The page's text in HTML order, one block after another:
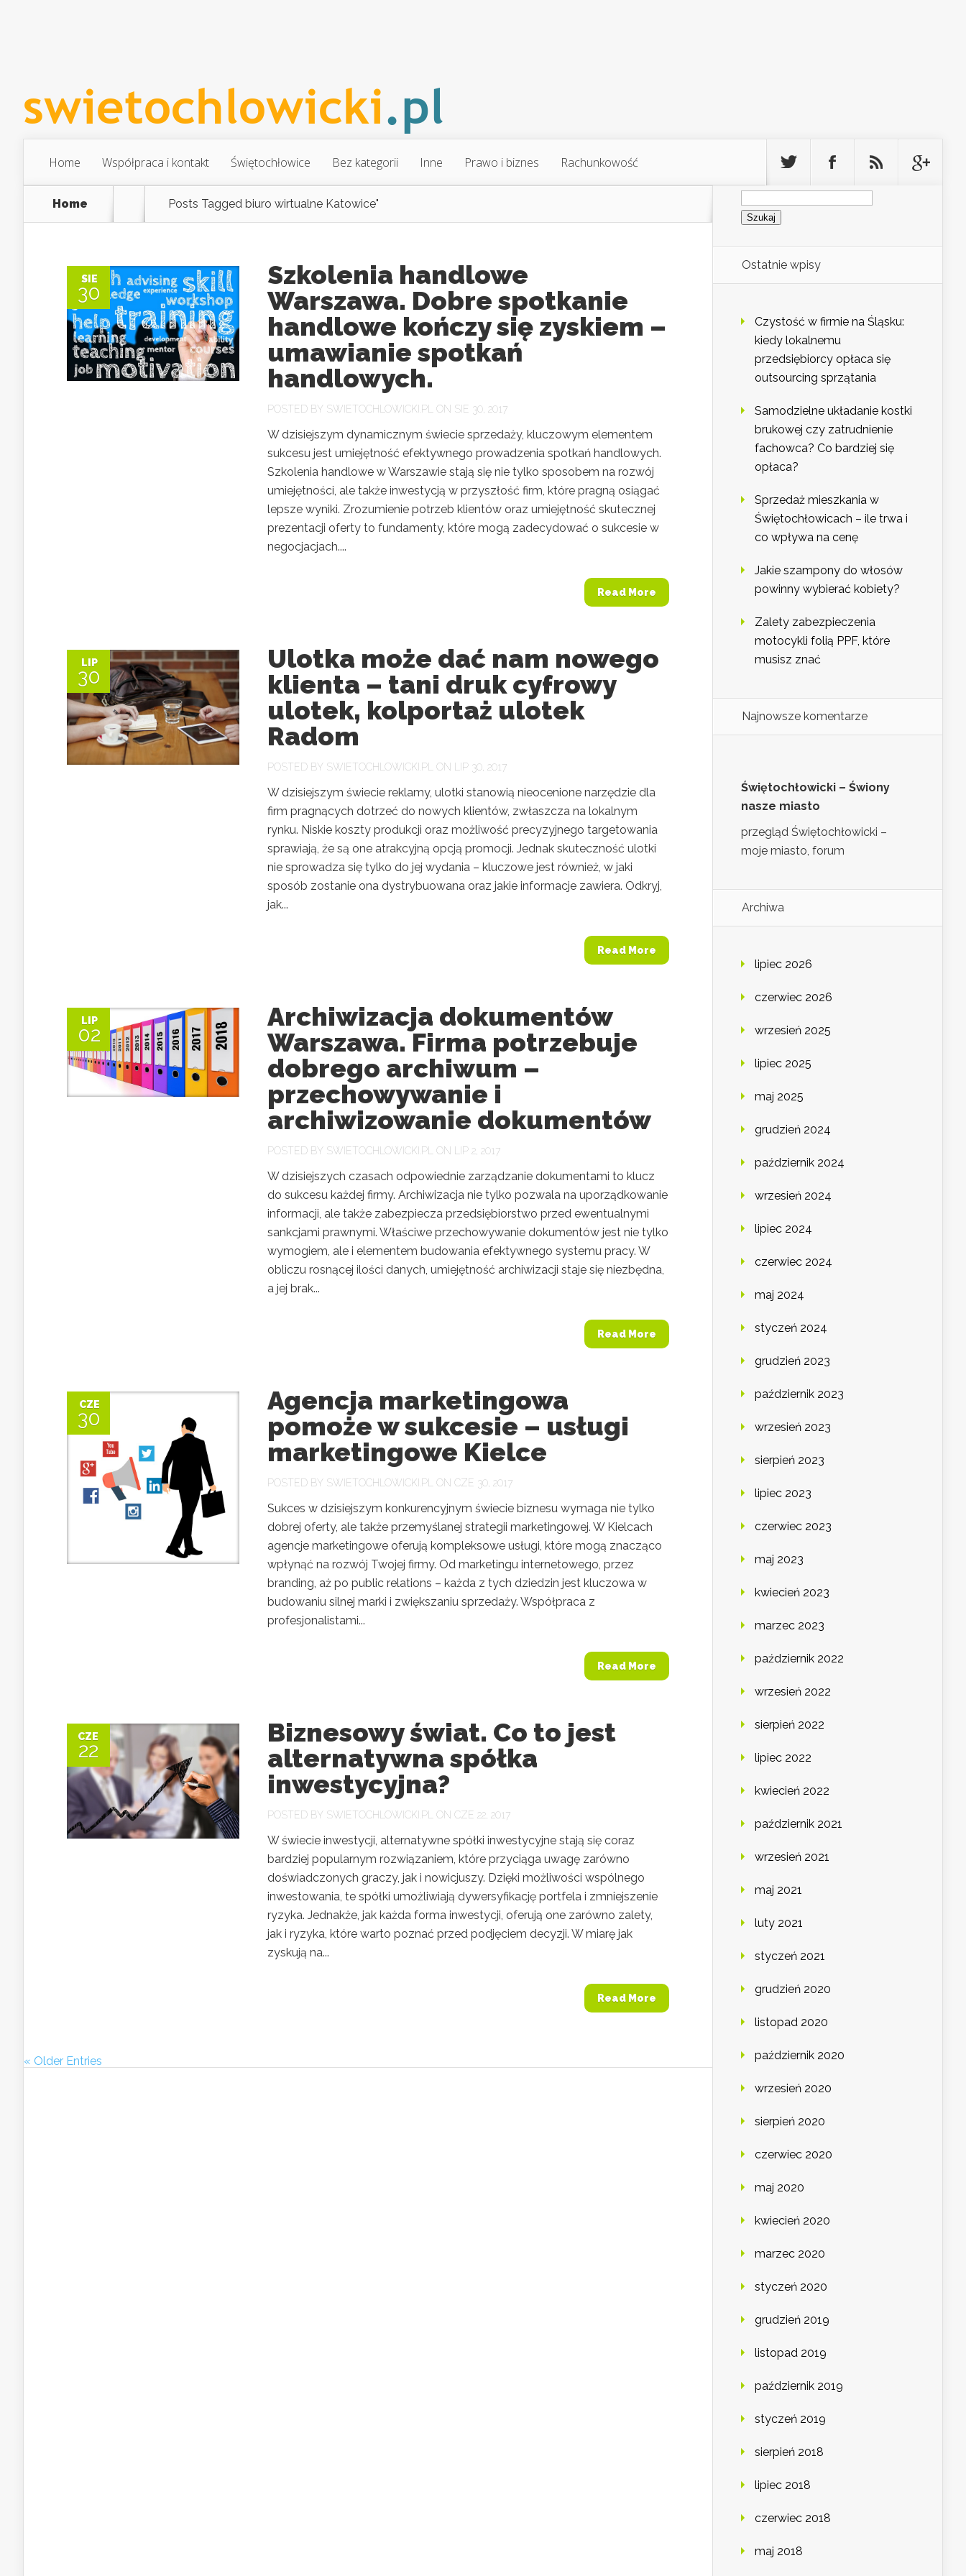
Home Współpraca i kontakt Świętochłowice Bez kategorii Inne Prawo i biznes Rachunkowość
Home Posts Tagged biuro wirtualne Katowice"
SIE
30
Szkolenia handlowe
Warszawa. Dobre spotkanie
handlowe kończy się zyskiem –
umawianie spotkań
handlowych.
POSTED BY SWIETOCHLOWICKI.PL ON SIE 30, 2017
W dzisiejszym dynamicznym świecie sprzedaży, kluczowym elementem
sukcesu jest umiejętność efektywnego prowadzenia spotkań handlowych.
Szkolenia handlowe w Warszawie stają się nie tylko sposobem na rozwój
umiejętności, ale także inwestycją w przyszłość firm, które pragną osiągać
lepsze wyniki. Zrozumienie potrzeb klientów oraz umiejętność skutecznej
prezentacji oferty to fundamenty, które mogą zadecydować o sukcesie w
negocjacjach....
Read More
LIP
30
Ulotka może dać nam nowego
klienta – tani druk cyfrowy
ulotek, kolportaż ulotek
Radom
POSTED BY SWIETOCHLOWICKI.PL ON LIP 30, 2017
W dzisiejszym świecie reklamy, ulotki stanowią nieocenione narzędzie dla
firm pragnących dotrzeć do nowych klientów, zwłaszcza na lokalnym
rynku. Niskie koszty produkcji oraz możliwość precyzyjnego targetowania
sprawiają, że są one atrakcyjną opcją promocji. Jednak skuteczność ulotki
nie sprowadza się tylko do jej wydania – kluczowe jest również, w jaki
sposób zostanie ona dystrybuowana oraz jakie informacje zawiera. Odkryj,
jak...
Read More
LIP
02
Archiwizacja dokumentów
Warszawa. Firma potrzebuje
dobrego archiwum –
przechowywanie i
archiwizowanie dokumentów
POSTED BY SWIETOCHLOWICKI.PL ON LIP 2, 2017
W dzisiejszych czasach odpowiednie zarządzanie dokumentami to klucz
do sukcesu każdej firmy. Archiwizacja nie tylko pozwala na uporządkowanie
informacji, ale także zabezpiecza przedsiębiorstwo przed ewentualnymi
sankcjami prawnymi. Właściwe przechowywanie dokumentów jest nie tylko
wymogiem, ale i elementem budowania efektywnego systemu pracy. W
obliczu rosnącej ilości danych, umiejętność archiwizacji staje się niezbędna,
a jej brak...
Read More
CZE
30
Agencja marketingowa
pomoże w sukcesie – usługi
marketingowe Kielce
POSTED BY SWIETOCHLOWICKI.PL ON CZE 30, 2017
Sukces w dzisiejszym konkurencyjnym świecie biznesu wymaga nie tylko
dobrej oferty, ale także przemyślanej strategii marketingowej. W Kielcach
agencje marketingowe oferują kompleksowe usługi, które mogą znacząco
wpłynąć na rozwój Twojej firmy. Od marketingu internetowego, przez
branding, aż po public relations – każda z tych dziedzin jest kluczowa w
budowaniu silnej marki i zwiększaniu sprzedaży. Współpraca z
profesjonalistami...
Read More
CZE
22
Biznesowy świat. Co to jest
alternatywna spółka
inwestycyjna?
POSTED BY SWIETOCHLOWICKI.PL ON CZE 22, 2017
W świecie inwestycji, alternatywne spółki inwestycyjne stają się coraz
bardziej popularnym rozwiązaniem, które przyciąga uwagę zarówno
doświadczonych graczy, jak i nowicjuszy. Dzięki możliwości wspólnego
inwestowania, te spółki umożliwiają dywersyfikację portfela i zmniejszenie
ryzyka. Jednakże, jak każda forma inwestycji, oferują one zarówno zalety,
jak i ryzyka, które warto poznać przed podjęciem decyzji. W miarę jak
zyskują na...
Read More
« Older Entries
Szukaj:
Ostatnie wpisy
Czystość w firmie na Śląsku:
kiedy lokalnemu
przedsiębiorcy opłaca się
outsourcing sprzątania
Samodzielne układanie kostki
brukowej czy zatrudnienie
fachowca? Co bardziej się
opłaca?
Sprzedaż mieszkania w
Świętochłowicach – ile trwa i
co wpływa na cenę
Jakie szampony do włosów
powinny wybierać kobiety?
Zalety zabezpieczenia
motocykli folią PPF, które
musisz znać
Najnowsze komentarze
Świętochłowicki – Świony
nasze miasto
przegląd Świętochłowicki –
moje miasto, forum
Archiwa
lipiec 2026
czerwiec 2026
wrzesień 2025
lipiec 2025
maj 2025
grudzień 2024
październik 2024
wrzesień 2024
lipiec 2024
czerwiec 2024
maj 2024
styczeń 2024
grudzień 2023
październik 2023
wrzesień 2023
sierpień 2023
lipiec 2023
czerwiec 2023
maj 2023
kwiecień 2023
marzec 2023
październik 2022
wrzesień 2022
sierpień 2022
lipiec 2022
kwiecień 2022
październik 2021
wrzesień 2021
maj 2021
luty 2021
styczeń 2021
grudzień 2020
listopad 2020
październik 2020
wrzesień 2020
sierpień 2020
czerwiec 2020
maj 2020
kwiecień 2020
marzec 2020
styczeń 2020
grudzień 2019
listopad 2019
październik 2019
styczeń 2019
sierpień 2018
lipiec 2018
czerwiec 2018
maj 2018